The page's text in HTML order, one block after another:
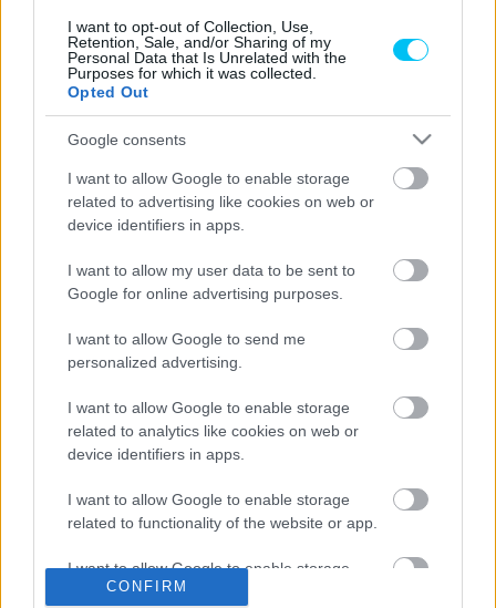
I want to opt-out of Collection, Use,
Retention, Sale, and/or Sharing of my
Personal Data that Is Unrelated with the
Purposes for which it was collected.
Opted Out
Google consents
I want to allow Google to enable storage
related to advertising like cookies on web or
device identifiers in apps.
I want to allow my user data to be sent to
Google for online advertising purposes.
I want to allow Google to send me
personalized advertising.
I want to allow Google to enable storage
related to analytics like cookies on web or
device identifiers in apps.
I want to allow Google to enable storage
related to functionality of the website or app.
I want to allow Google to enable storage
related to personalization.
CONFIRM
Talán az utolsó két nagydíjon, vagy csak Valenciában.”
jegyezte meg Márquez.
teljesítenem kell.”
világbajnoki küzdelem. Fabio Quartararo még mindig vezeti
a bajnokságot, de az utóbbi időben sok pontot veszített
Pecco Bagnaiával szemben.
Fabiónak szüksége van a Yamaha segítségére.
Szupergyorsan motorozik, de nagyon nehéz úgy harcolni